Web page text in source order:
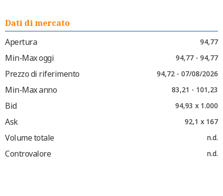
Dati di mercato
Apertura
94,77
Min-Max oggi 94,77 - 94,77
Prezzo di riferimento 94,72 - 07/08/2026
Min-Max anno 83,21 - 101,23
Bid 94,93 x 1.000
Ask 92,1 x 167
Volume totale n.d.
Controvalore n.d.